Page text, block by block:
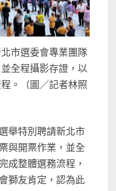
市選委會專業團隊
全程攝影存證，以
。（圖／記者林照
舉特別聘請新北市
與開票作業，並全
成整體選務流程，
獅友肯定，認為此